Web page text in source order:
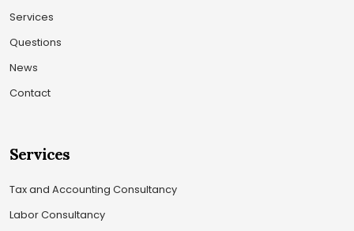
Services
Questions
News
Contact
Services
Tax and Accounting Consultancy
Labor Consultancy